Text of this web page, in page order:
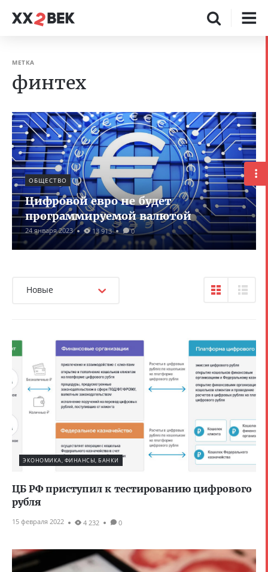
МЕТКА
финтех
ОБЩЕСТВО
Цифровой евро не будет
программируемой валютой
24 января 2023 13 913 0
Новые
ЭКОНОМИКА, ФИНАНСЫ, БАНКИ
ЦБ РФ приступил к тестированию цифрового
рубля
15 февраля 2022 4 232 0